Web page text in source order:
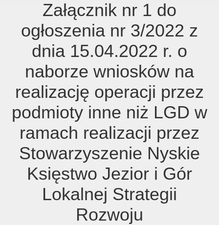
Załącznik nr 1 do
ogłoszenia nr 3/2022 z
dnia 15.04.2022 r. o
naborze wniosków na
realizację operacji przez
podmioty inne niż LGD w
ramach realizacji przez
Stowarzyszenie Nyskie
Księstwo Jezior i Gór
Lokalnej Strategii
Rozwoju